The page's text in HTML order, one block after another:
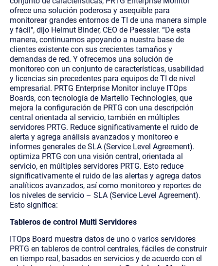
ofrece una solución poderosa y asequible para
monitorear grandes entornos de TI de una manera simple
y fácil", dijo Helmut Binder, CEO de Paessler. “De esta
manera, continuamos apoyando a nuestra base de
clientes existente con sus crecientes tamaños y
demandas de red. Y ofrecemos una solución de
monitoreo con un conjunto de características, usabilidad
y licencias sin precedentes para equipos de TI de nivel
empresarial. PRTG Enterprise Monitor incluye ITOps
Boards, con tecnología de Martello Technologies, que
mejora la configuración de PRTG con una descripción
central orientada al servicio, también en múltiples
servidores PRTG. Reduce significativamente el ruido de
alerta y agrega análisis avanzados y monitoreo e
informes generales de SLA (Service Level Agreement).
optimiza PRTG con una visión central, orientada al
servicio, en múltiples servidores PRTG. Esto reduce
significativamente el ruido de las alertas y agrega datos
analíticos avanzados, así como monitoreo y reportes de
los niveles de servicio – SLA (Service Level Agreement).
Esto significa:
Tableros de control Multi Servidores
ITOps Board muestra datos de uno o varios servidores
PRTG en tableros de control centrales, fáciles de construir
en tiempo real, basados en servicios y de acuerdo con el